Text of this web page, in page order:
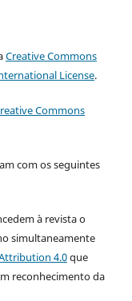
Creative Commons
License.
Commons
com os seguintes
à revista o
simultaneamente
4.0que
reconhecimento da